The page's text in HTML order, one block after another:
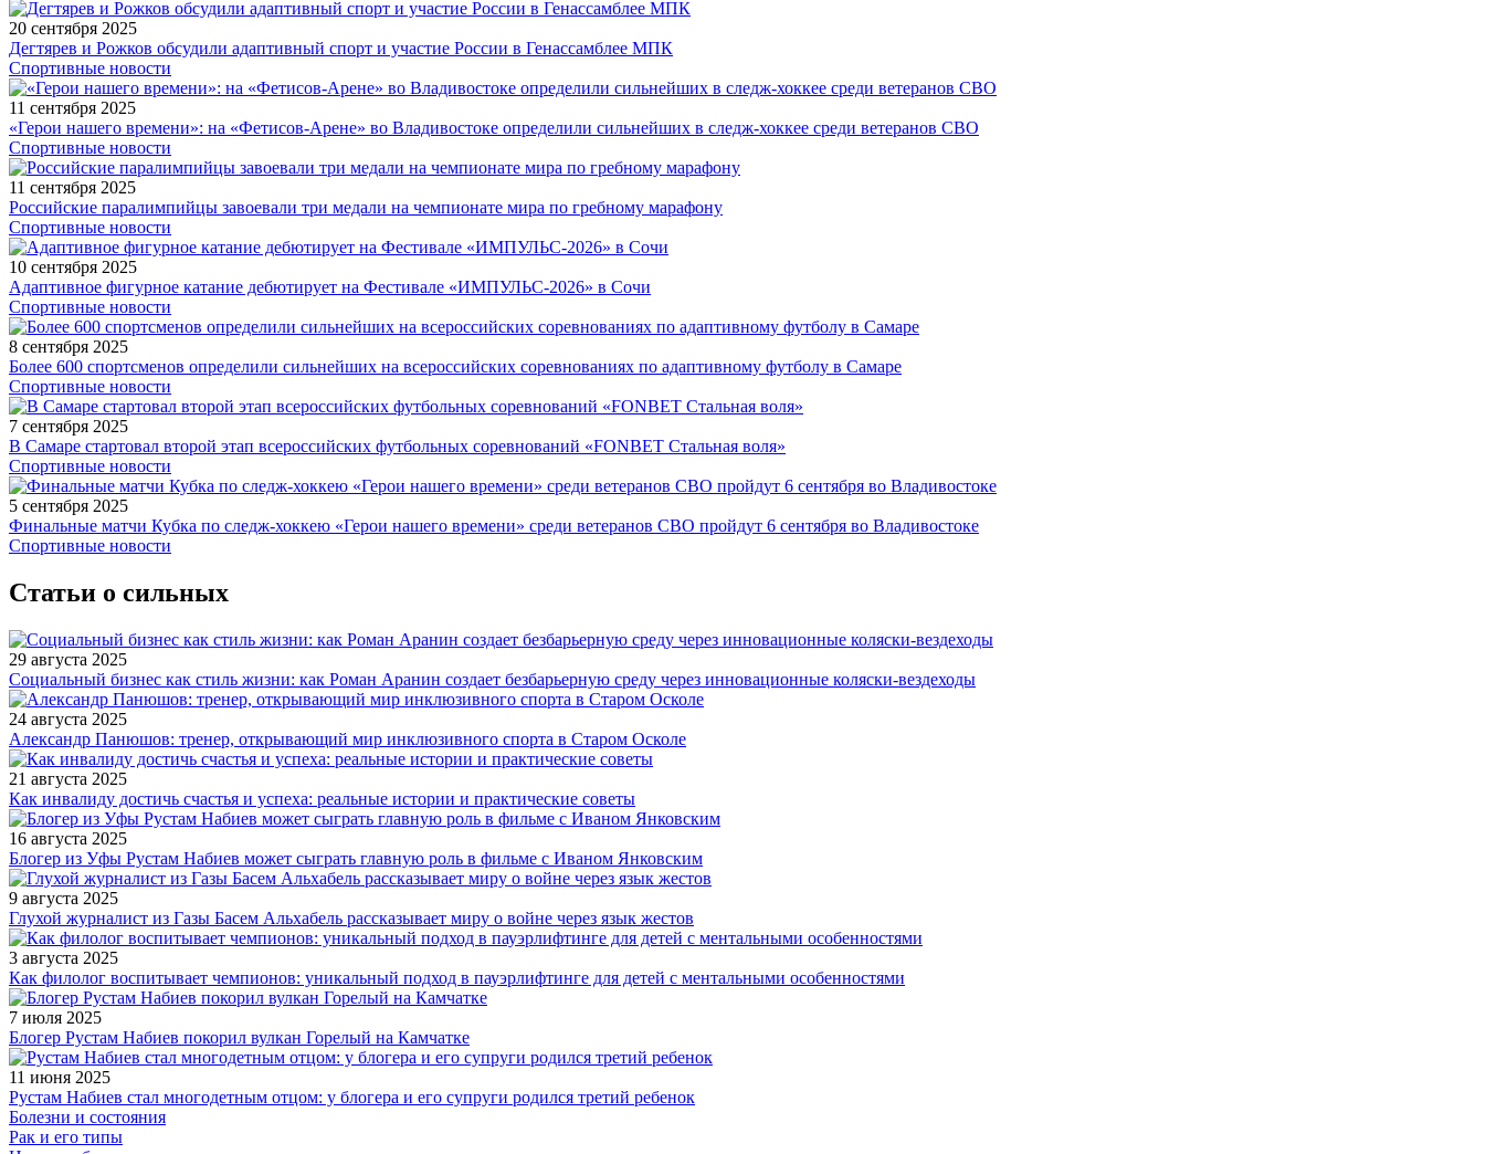
20 сентября 2025
Дегтярев и Рожков обсудили адаптивный спорт и участие России в Генассамблее МПК
Спортивные новости
11 сентября 2025
«Герои нашего времени»: на «Фетисов-Арене» во Владивостоке определили сильнейших в следж-хоккее среди ветеранов СВО
Спортивные новости
11 сентября 2025
Российские паралимпийцы завоевали три медали на чемпионате мира по гребному марафону
Спортивные новости
10 сентября 2025
Адаптивное фигурное катание дебютирует на Фестивале «ИМПУЛЬС-2026» в Сочи
Спортивные новости
8 сентября 2025
Более 600 спортсменов определили сильнейших на всероссийских соревнованиях по адаптивному футболу в Самаре
Спортивные новости
7 сентября 2025
В Самаре стартовал второй этап всероссийских футбольных соревнований «FONBET Стальная воля»
Спортивные новости
5 сентября 2025
Финальные матчи Кубка по следж-хоккею «Герои нашего времени» среди ветеранов СВО пройдут 6 сентября во Владивостоке
Спортивные новости
Статьи о сильных
29 августа 2025
Социальный бизнес как стиль жизни: как Роман Аранин создает безбарьерную среду через инновационные коляски-вездеходы
24 августа 2025
Александр Панюшов: тренер, открывающий мир инклюзивного спорта в Старом Осколе
21 августа 2025
Как инвалиду достичь счастья и успеха: реальные истории и практические советы
16 августа 2025
Блогер из Уфы Рустам Набиев может сыграть главную роль в фильме с Иваном Янковским
9 августа 2025
Глухой журналист из Газы Басем Альхабель рассказывает миру о войне через язык жестов
3 августа 2025
Как филолог воспитывает чемпионов: уникальный подход в пауэрлифтинге для детей с ментальными особенностями
7 июля 2025
Блогер Рустам Набиев покорил вулкан Горелый на Камчатке
11 июня 2025
Рустам Набиев стал многодетным отцом: у блогера и его супруги родился третий ребенок
Болезни и состояния
Рак и его типы